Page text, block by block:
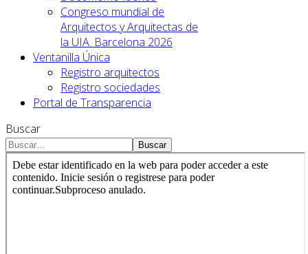
Congreso mundial de
Arquitectos y Arquitectas de
la UIA. Barcelona 2026
Ventanilla Única
Registro arquitectos
Registro sociedades
Portal de Transparencia
Buscar
Buscar